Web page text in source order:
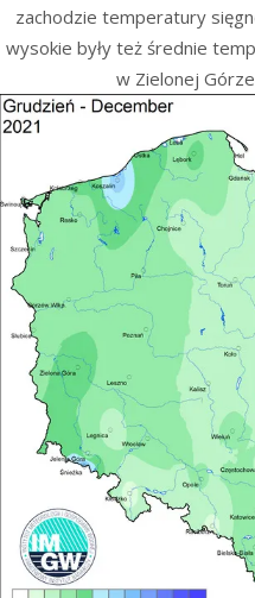
zachodzie temperatury
wysokie były też średnie
w Zielonej